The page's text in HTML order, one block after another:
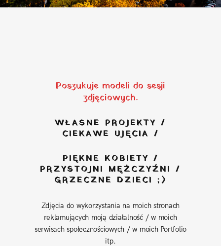
Poszukuje modeli do sesji
zdjęciowych.
WŁASNE PROJEKTY /
CIEKAWE UJĘCIA /
PIĘKNE KOBIETY /
PRZYSTOJNI MĘŻCZYŹNI /
GRZECZNE DZIECI ;)
Zdjęcia do wykorzystania na moich stronach
reklamujących moją działalność / w moich
serwisach społecznościowych / w moich Portfolio
itp.